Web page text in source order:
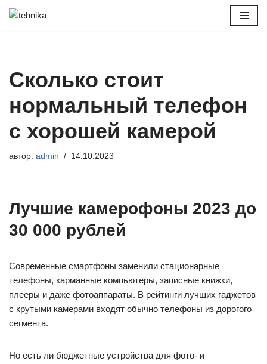
Сколько стоит
нормальный телефон
с хорошей камерой
автор: admin 14.10.2023
Лучшие камерофоны 2023 до
30 000 рублей
Современные смартфоны заменили стационарные
телефоны, карманные компьютеры, записные книжки,
плееры и даже фотоаппараты. В рейтинги лучших гаджетов
с крутыми камерами входят обычно телефоны из дорогого
сегмента.
Но есть ли бюджетные устройства для фото- и